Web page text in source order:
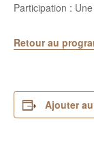
Participation :
Retour au
Ajouter